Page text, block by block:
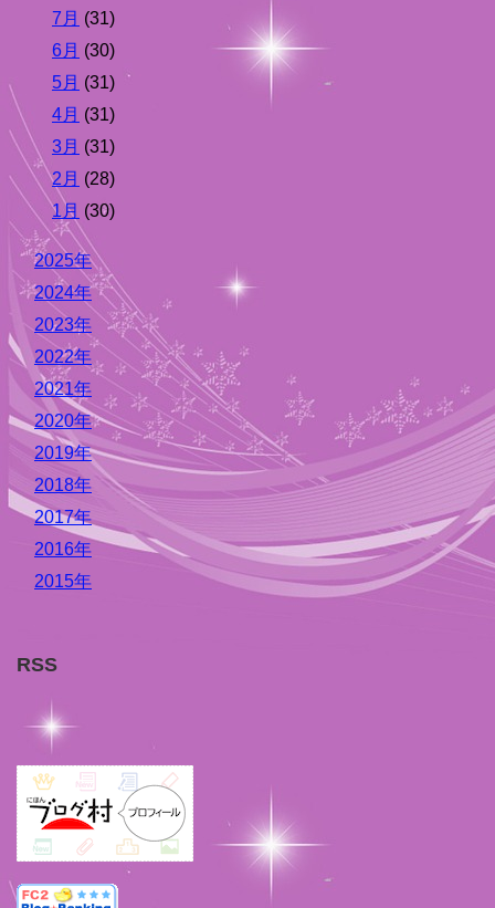
7月 (31)
6月 (30)
5月 (31)
4月 (31)
3月 (31)
2月 (28)
1月 (30)
2025年
2024年
2023年
2022年
2021年
2020年
2019年
2018年
2017年
2016年
2015年
RSS